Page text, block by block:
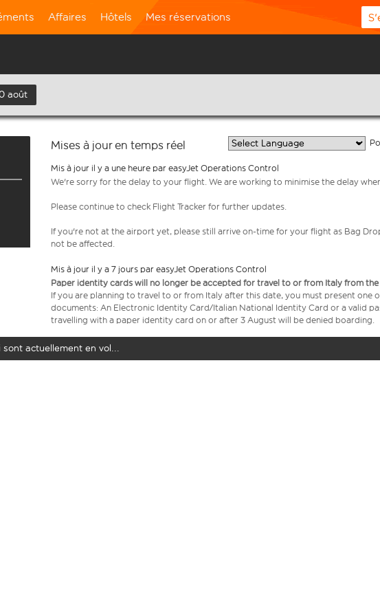
Affaires Hôtels Mes réservations
août
Mises à jour en temps réel
Mis à jour il y a une heure par easyJet Operations Control
We're sorry for the delay to your flight. We are working to minimise the delay
Please continue to check Flight Tracker for further updates.
If you're not at the airport yet, please still arrive on-time for your flight as Bag
not be affected.
Mis à jour il y a 7 jours par easyJet Operations Control
Paper identity cards will no longer be accepted for travel to or from Italy from
If you are planning to travel to or from Italy after this date, you must present one
documents: An Electronic Identity Card/Italian National Identity Card or a valid
travelling with a paper identity card on or after 3 August will be denied boarding.
sont actuellement en vol...